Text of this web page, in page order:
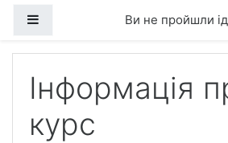
Ви не пройшли
Інформація
курс